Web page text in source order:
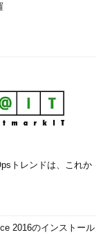
トレンドは、これか
2016のインストール